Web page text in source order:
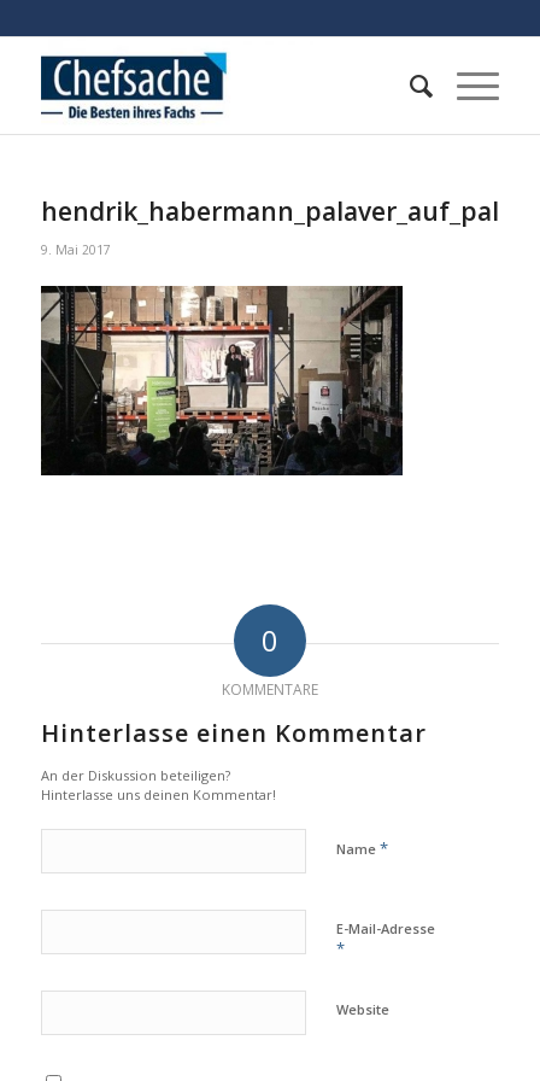
9. Mai 2017
0
KOMMENTARE
Hinterlasse einen Kommentar
An der Diskussion beteiligen?
Hinterlasse uns deinen Kommentar!
Name *
E-Mail-Adresse
*
Website